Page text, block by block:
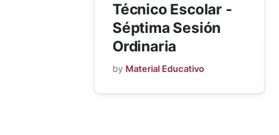
Técnico Escolar -
Séptima Sesión
Ordinaria
by Material Educativo